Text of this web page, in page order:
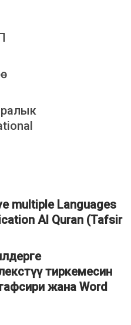
multiple Languages
Al Quran (Tafsir
тиркемесин
жана Word